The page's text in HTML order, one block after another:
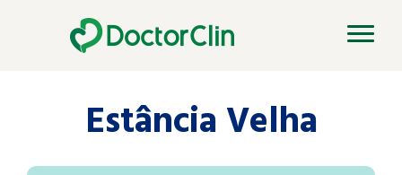
Estância Velha